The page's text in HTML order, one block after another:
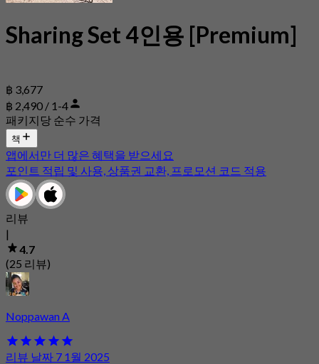
Sharing Set 4인용 [Premium]
฿ 3,677
฿ 2,490 / 1-4
패키지당 순수 가격
책
앱에서만 더 많은 혜택을 받으세요
포인트 적립 및 사용, 상품권 교환, 프로모션 코드 적용
리뷰
|
4.7
(25 리뷰)
Noppawan A
리뷰 날짜 7 1월 2025